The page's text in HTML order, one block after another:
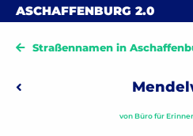
Skip to content
ASCHAFFENBURG 2.0
Straßennamen in
Beitragsnavigation
Vorheriger: Mergenbaum-Platz
vonBüro für